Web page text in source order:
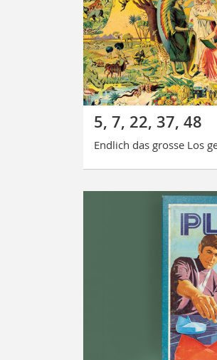
5, 7, 22, 37, 48
Endlich das grosse Los